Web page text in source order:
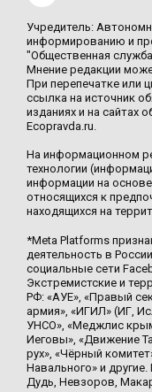
Учредитель:
информированию и
"Общественная
Мнение редакции
При перепечатке или
ссылка на источник
изданиях и на сайтах
Ecopravda.ru.
На информационном
технологии
информации на основе
относящихся к
находящихся на
*Meta Platforms
деятельность в
социальные сети
Экстремистские и
РФ: «АУЕ», «Правый
армия», «ИГИЛ» (ИГ,
УНСО», «Меджлис
Иеговы», «Движение
рух», «Чёрный
Навального» и
Дудь, Невзоров,